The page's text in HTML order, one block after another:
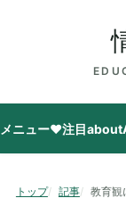
メニュー♥注目about
トップ 記事